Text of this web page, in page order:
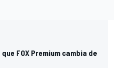
FOX Premium cambia de